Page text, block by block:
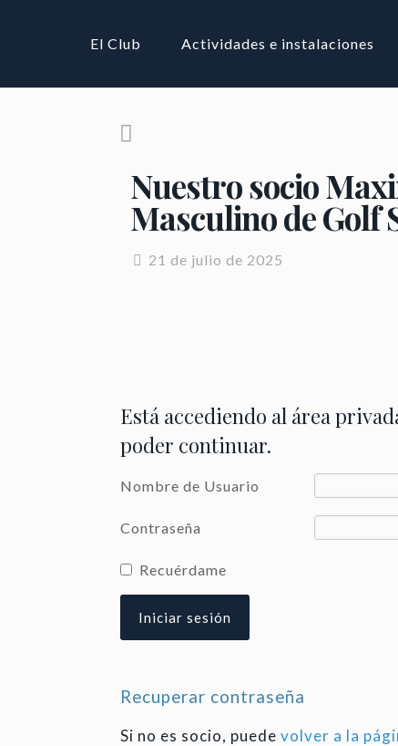
El Club Actividades e instalaciones
Nuestro socio
Masculino de Golf
21 de julio de 2025
Está accediendo al área
poder continuar.
Nombre de Usuario
Contraseña
Recuérdame
Recuperar contraseña
Si no es socio, puedevolver a la